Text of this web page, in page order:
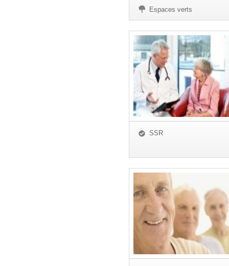
Espaces verts
SSR